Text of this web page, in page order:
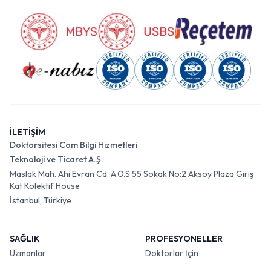
İLETİŞİM
Doktorsitesi Com Bilgi Hizmetleri
Teknoloji ve Ticaret A.Ş.
Maslak Mah. Ahi Evran Cd. A.O.S 55 Sokak No:2 Aksoy Plaza Giriş
Kat Kolektif House
İstanbul, Türkiye
SAĞLIK
Uzmanlar
PROFESYONELLER
Doktorlar İçin